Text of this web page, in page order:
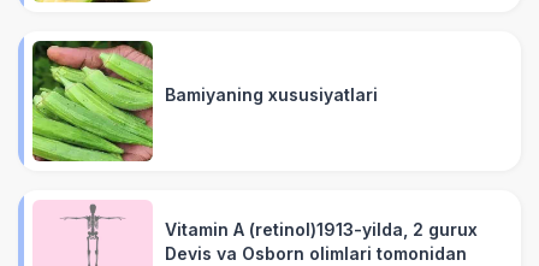
Bamiyaning xususiyatlari
Vitamin A (retinol)1913-yilda, 2 gurux
Devis va Osborn olimlari tomonidan